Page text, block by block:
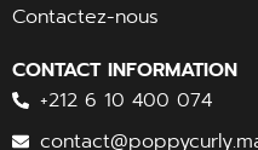
Contactez-nous
CONTACT INFORMATION
+212 6 10 400 074